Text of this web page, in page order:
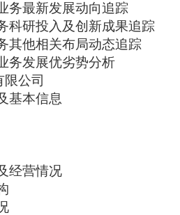
务最新发展动向追踪
科研投入及创新成果追踪
其他相关布局动态追踪
务发展优劣势分析
公司
基本信息
经营情况